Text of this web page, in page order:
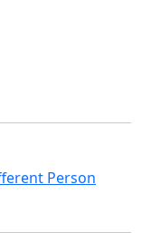
Person